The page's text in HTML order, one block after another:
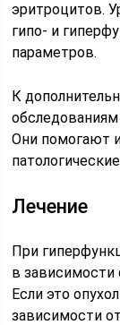
эритроцитов.
гипо- и
параметров.
К
Они помогают
Лечение
При
в зависимости
Если это
зависимости